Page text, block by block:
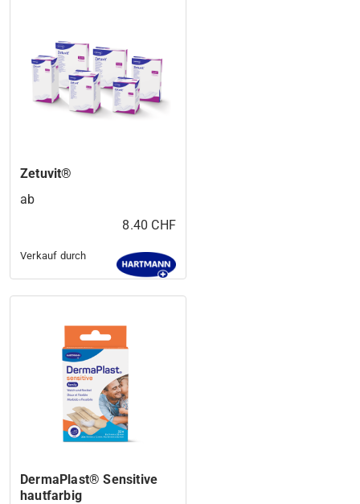
Zetuvit®
ab
8.40 CHF
Verkauf durch
DermaPlast® Sensitive
hautfarbig